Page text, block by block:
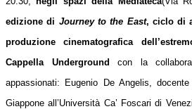
edizione di Journey to the East, ciclo di
produzione cinematografica
Cappella Underground con la
appassionati: Eugenio De Angelis,
Giappone all’Università Ca’ Foscari di